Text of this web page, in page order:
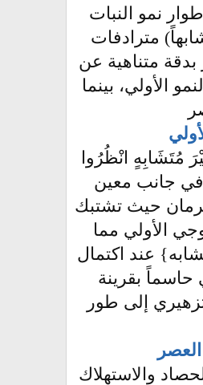
نمو النبات
مترادفات
متناهية عن
الأولي، بينما
وَالرُّمَّانَ مُشْتَبِهًا وَغَيْرَ مُتَشَابِهٍ انْظُرُوا
في جانب معين
حيث تشتبك
الأولي مما
عند اكتمال
حاسماً بقرينة
إلى طور
وهو طور الحصاد والاستهلاك